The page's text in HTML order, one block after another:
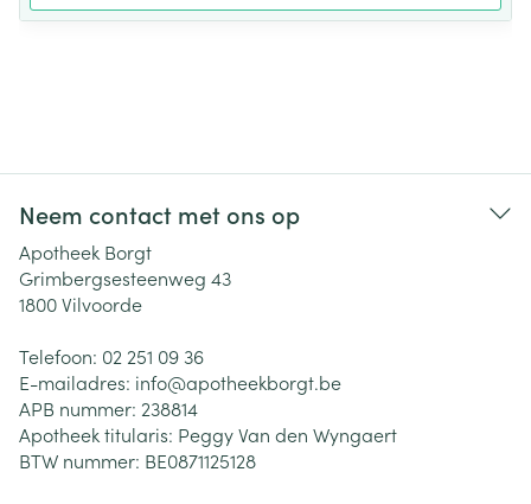
Neem contact met ons op
Apotheek Borgt
Grimbergsesteenweg 43
1800Vilvoorde
Telefoon: 02 251 09 36
E-mailadres: info@apotheekborgt.be
APB nummer: 238814
Apotheek titularis: Peggy Van den Wyngaert
BTW nummer: BE0871125128